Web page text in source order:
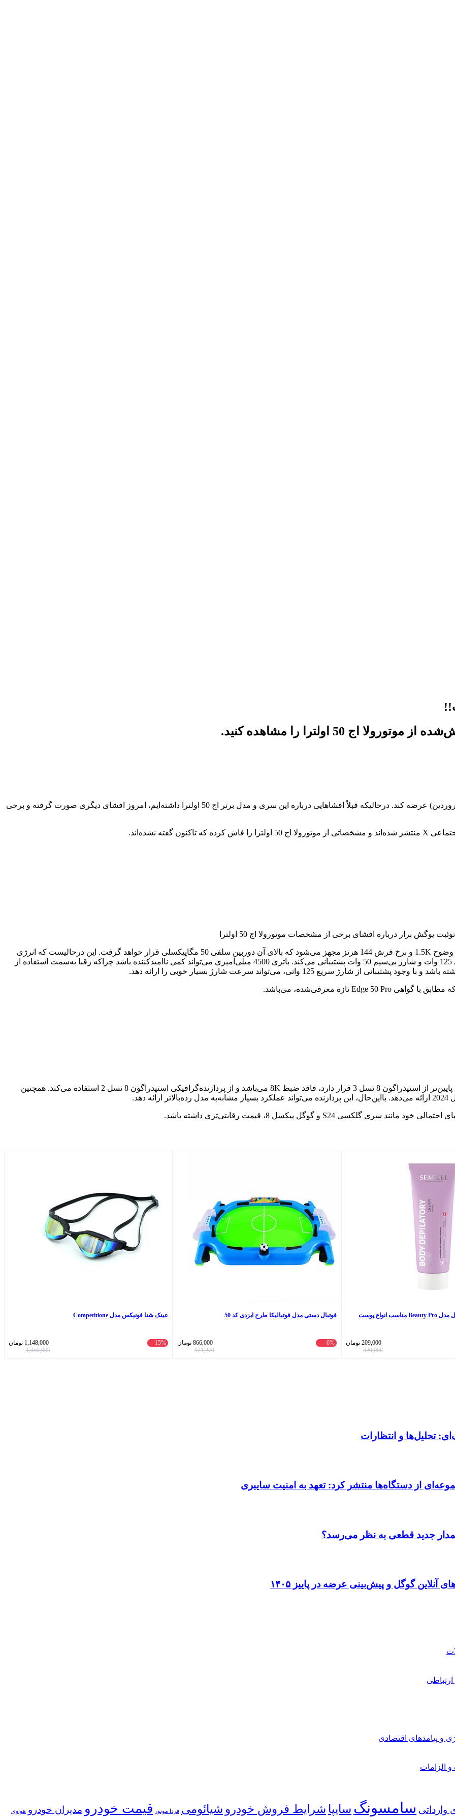
50 اولترا را مشاهده کنید.
به‌نظر می‌رسد موتورولا آماده می‌شود تا سری Edge 50 را فردا (28 فروردین) عرضه کند. درحالیکه قبلاً افشاهایی درباره این سری و مدل برتر اج 50 اولترا داشته‌ایم، امروز افشای دیگری صورت گرفته و برخی
طبق تصویر بالا، موتورولا اج 50 اولترا به یک نمایشگر 6.7 اینچی اولد با وضوح 1.5K و نرخ فرش 144 هرتز مجهز می‌شود که بالای آن دوربین سلفی 50 مگاپیکسلی قرار خواهد گرفت. این درحالیست که انرژی
دستگاه را باتری 4500 میلی‌آمپری تأمین خواهد کرد که از شارژ سیمی 125 وات و شارژ بی‌سیم 50 وات پشتیبانی می‌کند. باتری 4500 میلی‌آمپری می‌تواند کمی ناامیدکننده باشد چراکه رقبا به‌سمت استفاده از
سریع 125 واتی، می‌تواند سرعت شارژ بسیار خوبی را ارائه دهد.
درخصوص پردازنده اسنپدراگون 8s نسل 3 باید بگوییم، این مدل یک پله پایین‌تر از اسنپدراگون 8 نسل 3 قرار دارد، فاقد ضبط 8K می‌باشد و از پردازنده‌گرافیکی اسنپدراگون 8 نسل 2 استفاده می‌کند. همچنین
کرم موبر بدن سی گل مدل Beauty Pro مناسب انواع پوست
209,000 تومان
329,000
فوتبال دستی مدل فوتبالیکا طرح ایزدی کد 50
6%
866,000 تومان
921,270
عینک شنا فونیکس مدل Competitione
15%
1,148,000 تومان
1,350,000
و پیامدهای اقتصادی
و الزامات
وارداتی سامسونگ سایپا شرایط فروش خودرو شیائومی فردا موتور قیمت خودرو مدیران خودرو هواوی